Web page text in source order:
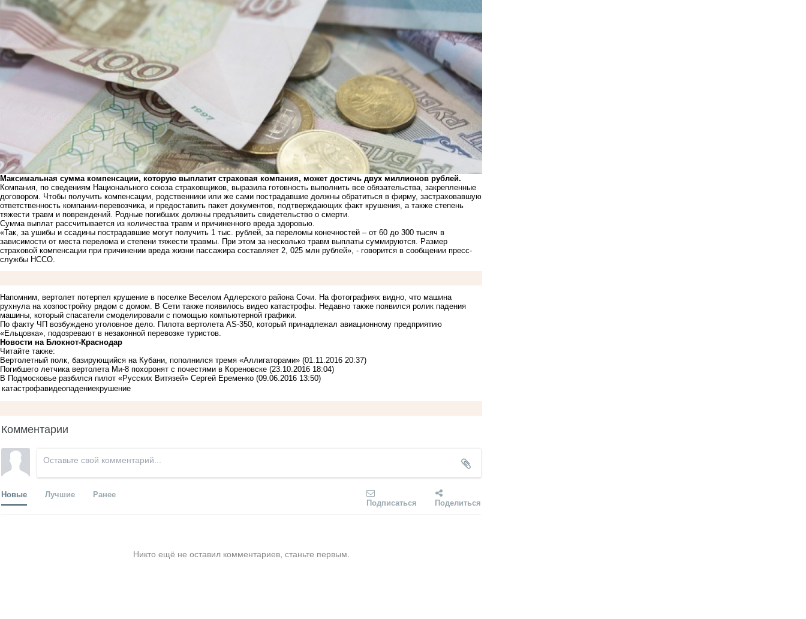
Максимальная сумма компенсации, которую выплатит страховая компания, может достичь двух миллионов рублей.
Компания, по сведениям Национального союза страховщиков, выразила готовность выполнить все обязательства, закрепленные
договором. Чтобы получить компенсации, родственники или же сами пострадавшие должны обратиться в фирму, застраховавшую
ответственность компании-перевозчика, и предоставить пакет документов, подтверждающих факт крушения, а также степень
тяжести травм и повреждений. Родные погибших должны предъявить свидетельство о смерти.
Сумма выплат рассчитывается из количества травм и причиненного вреда здоровью.
«Так, за ушибы и ссадины пострадавшие могут получить 1 тыс. рублей, за переломы конечностей – от 60 до 300 тысяч в
зависимости от места перелома и степени тяжести травмы. При этом за несколько травм выплаты суммируются. Размер
страховой компенсации при причинении вреда жизни пассажира составляет 2, 025 млн рублей», - говорится в сообщении пресс-
службы НССО.
Напомним, вертолет потерпел крушение в поселке Веселом Адлерского района Сочи. На фотографиях видно, что машина
рухнула на хозпостройку рядом с домом. В Сети также появилось видео катастрофы. Недавно также появился ролик падения
машины, который спасатели смоделировали с помощью компьютерной графики.
По факту ЧП возбуждено уголовное дело. Пилота вертолета AS-350, который принадлежал авиационному предприятию
«Ельцовка», подозревают в незаконной перевозке туристов.
Новости на Блoкнoт-Краснодар
Читайте также:
Вертолетный полк, базирующийся на Кубани, пополнился тремя «Аллигаторами» (01.11.2016 20:37)
Погибшего летчика вертолета Ми-8 похоронят с почестями в Кореновске (23.10.2016 18:04)
В Подмосковье разбился пилот «Русских Витязей» Сергей Еременко (09.06.2016 13:50)
катастрофавидеопадениекрушение
Комментарии
Новые Лучшие Ранее
Подписаться Поделиться
Никто ещё не оставил комментариев, станьте первым.